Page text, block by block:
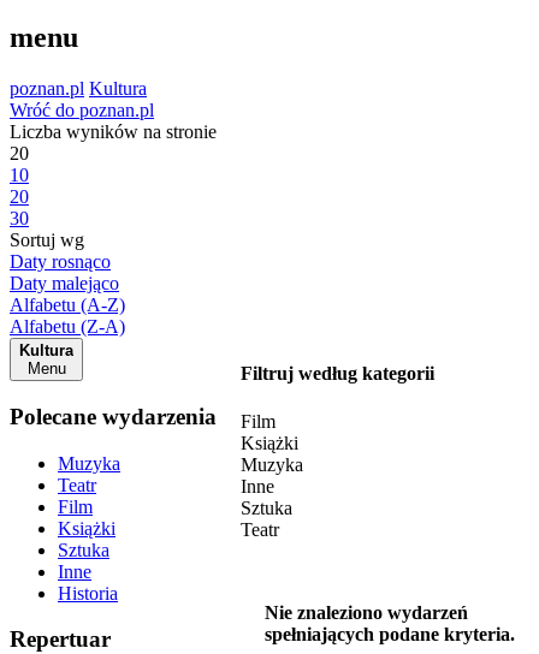
menu
poznan.pl Kultura
Wróć do poznan.pl
Liczba wyników na stronie
20
10
20
30
Sortuj wg
Daty rosnąco
Daty malejąco
Alfabetu (A-Z)
Alfabetu (Z-A)
Kultura
Menu
Polecane wydarzenia
Muzyka
Teatr
Film
Książki
Sztuka
Inne
Historia
Repertuar
Filtruj według kategorii
Film
Książki
Muzyka
Inne
Sztuka
Teatr
Nie znaleziono wydarzeń
spełniających podane kryteria.